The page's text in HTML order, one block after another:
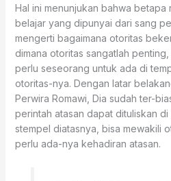
Hal ini menunjukan bahwa betapa
belajar yang dipunyai dari sang
mengerti bagaimana otoritas
dimana otoritas sangatlah
perlu seseorang untuk ada di
otoritas-nya. Dengan latar
Perwira Romawi, Dia sudah ter-
perintah atasan dapat dituliskan
stempel diatasnya, bisa mewakili
perlu ada-nya kehadiran atasan.